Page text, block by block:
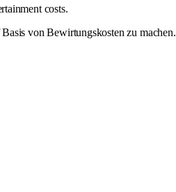
costs.
von Bewirtungskosten zu machen.